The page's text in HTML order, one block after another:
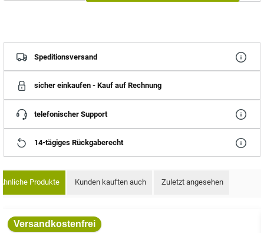
Speditionsversand
sicher einkaufen - Kauf auf Rechnung
telefonischer Support
14-tägiges Rückgaberecht
Produkte Kunden kauften auch Zuletzt angesehen
Versandkostenfrei